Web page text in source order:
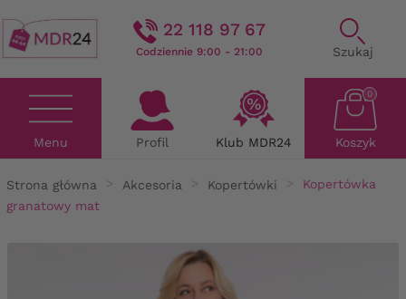
22 118 97 67
Codziennie 9:00 - 21:00 Szukaj
Menu Profil Klub MDR24 Koszyk
0
Strona główna Akcesoria Kopertówki
Kopertówka
granatowy mat